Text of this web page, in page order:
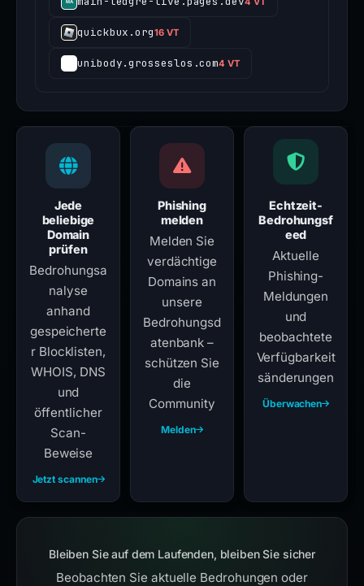
quickbux.org16 VT
unibody.grosseslos.com4 VT
Jede
beliebige
Domain
prüfen
Bedrohungsa
nalyse
anhand
gespeicherte
r Blocklisten,
WHOIS, DNS
und
öffentlicher
Scan-
Beweise
Jetzt scannen
Phishing
melden
Melden Sie
verdächtige
Domains an
unsere
Bedrohungsd
atenbank –
schützen Sie
die
Community
Melden
Echtzeit-
Bedrohungsf
eed
Aktuelle
Phishing-
Meldungen
und
beobachtete
Verfügbarkeit
sänderungen
Überwachen
Bleiben Sie auf dem Laufenden, bleiben Sie sicher
Beobachten Sie aktuelle Bedrohungen oder